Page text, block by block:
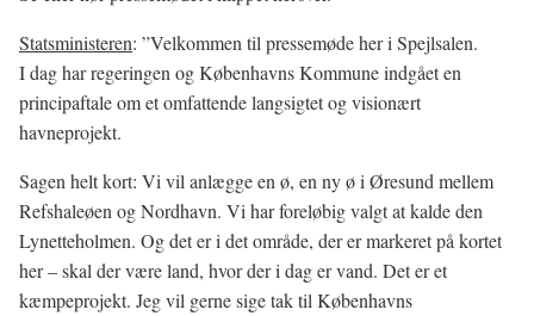
Statsministeren: ”Velkommen til pressemøde her i Spejlsalen.
I dag har regeringen og Københavns Kommune indgået en
principaftale om et omfattende langsigtet og visionært
havneprojekt.
Sagen helt kort: Vi vil anlægge en ø, en ny ø i Øresund mellem
Refshaleøen og Nordhavn. Vi har foreløbig valgt at kalde den
Lynetteholmen. Og det er i det område, der er markeret på kortet
her – skal der være land, hvor der i dag er vand. Det er et
kæmpeprojekt. Jeg vil gerne sige tak til Københavns